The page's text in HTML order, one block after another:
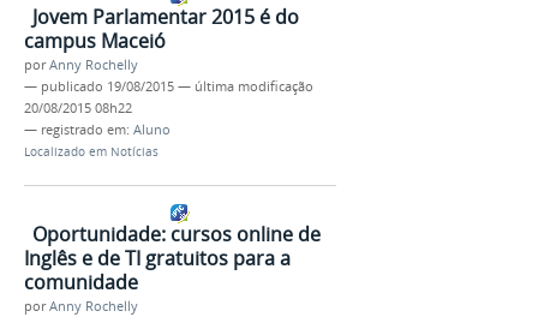
Jovem Parlamentar 2015 é do
campus Maceió
porAnny Rochelly
— publicado 19/08/2015 — última modificação
20/08/2015 08h22
— registrado em: Aluno
Localizado em Notícias
Oportunidade: cursos online de
Inglês e de TI gratuitos para a
comunidade
porAnny Rochelly